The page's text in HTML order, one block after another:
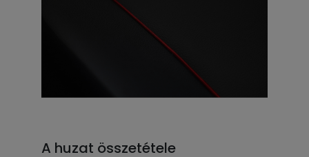
A huzat összetétele